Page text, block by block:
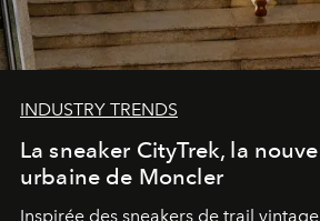
INDUSTRY TRENDS
La sneaker CityTrek, la
urbaine de Moncler
Inspirée des sneakers de trail